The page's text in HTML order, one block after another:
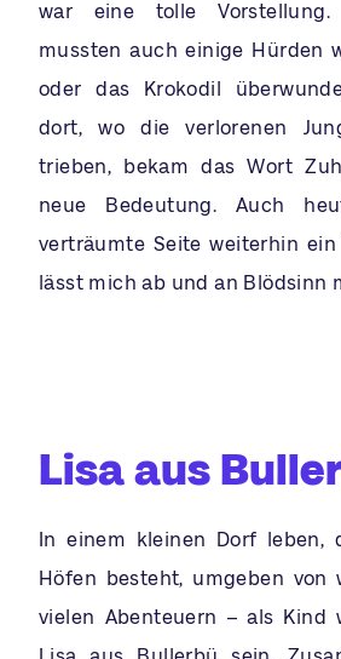
war eine tolle
mussten auch einige Hürden
oder das Krokodil
dort, wo die verlorenen
trieben, bekam das Wort
neue Bedeutung. Auch
verträumte Seite weiterhin
lässt mich ab und an Blödsinn
Lisa aus
In einem kleinen Dorf leben,
Höfen besteht, umgeben von
vielen Abenteuern – als Kind